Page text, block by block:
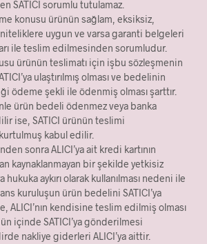
SATICI sorumlu tutulamaz.
konusu ürünün sağlam, eksiksiz,
uygun ve varsa garanti belgeleri
ile teslim edilmesinden sorumludur.
ürünün teslimatı için işbu sözleşmenin
ulaştırılmış olması ve bedelinin
ödeme şekli ile ödenmiş olması şarttır.
ürün bedeli ödenmez veya banka
ise, SATICI ürünün teslimi
kabul edilir.
sonra ALICI’ya ait kredi kartının
kaynaklanmayan bir şekilde yetkisiz
hukuka aykırı olarak kullanılması nedeni ile
kuruluşun ürün bedelini SATICI’ya
ALICI’nın kendisine teslim edilmiş olması
içinde SATICI’ya gönderilmesi
nakliye giderleri ALICI’ya aittir.